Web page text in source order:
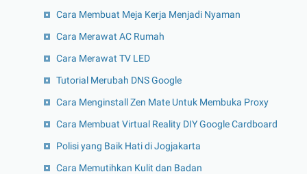
Cara Membuat Meja Kerja Menjadi Nyaman
Cara Merawat AC Rumah
Cara Merawat TV LED
Tutorial Merubah DNS Google
Cara Menginstall Zen Mate Untuk Membuka Proxy
Cara Membuat Virtual Reality DIY Google Cardboard
Polisi yang Baik Hati di Jogjakarta
Cara Memutihkan Kulit dan Badan